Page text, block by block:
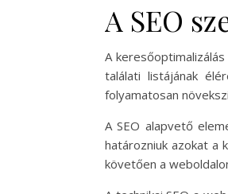
A SEO
A
találati listájának
folyamatosan
A SEO alapvető
határozniuk azokat a
követően a